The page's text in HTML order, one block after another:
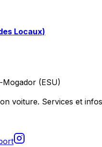
Locaux)
(ESU)
voiture. Services et